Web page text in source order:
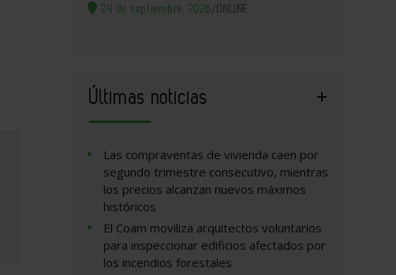
24 de septiembre, 2026/ONLINE
Últimas noticias
Las compraventas de vivienda caen por
segundo trimestre consecutivo, mientras
los precios alcanzan nuevos máximos
históricos
El Coam moviliza arquitectos voluntarios
para inspeccionar edificios afectados por
los incendios forestales